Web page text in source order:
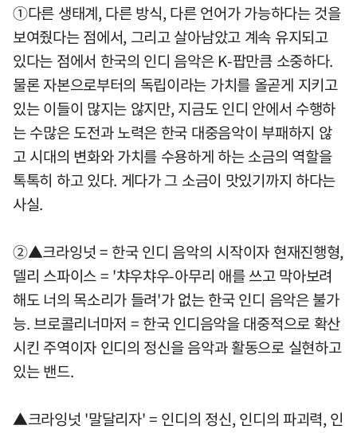
①다른 생태계, 다른 방식, 다른 언어가 가능하다는 것을
보여줬다는 점에서, 그리고 살아남았고 계속 유지되고
있다는 점에서 한국의 인디 음악은 K-팝만큼 소중하다.
물론 자본으로부터의 독립이라는 가치를 올곧게 지키고
있는 이들이 많지는 않지만, 지금도 인디 안에서 수행하
는 수많은 도전과 노력은 한국 대중음악이 부패하지 않
고 시대의 변화와 가치를 수용하게 하는 소금의 역할을
톡톡히 하고 있다. 게다가 그 소금이 맛있기까지 하다는
사실.
②▲크라잉넛 = 한국 인디 음악의 시작이자 현재진행형,
델리 스파이스 = '챠우챠우-아무리 애를 쓰고 막아보려
해도 너의 목소리가 들려'가 없는 한국 인디 음악은 불가
능. 브로콜리너마저 = 한국 인디음악을 대중적으로 확산
시킨 주역이자 인디의 정신을 음악과 활동으로 실현하고
있는 밴드.
▲크라잉넛 '말달리자' = 인디의 정신, 인디의 파괴력, 인